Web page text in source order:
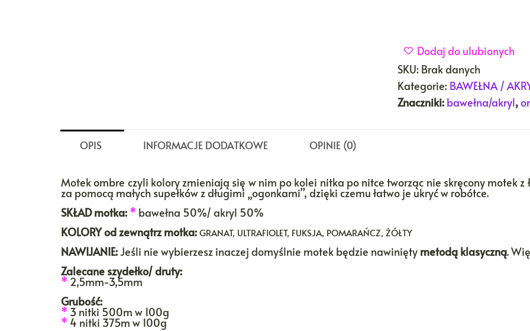
Dodaj do ulubionych
SKU: Brak danych
Kategorie: BAWEŁNA /
Znaczniki: bawełna/akryl,
OPIS INFORMACJE DODATKOWE OPINIE (0)
Motek ombre czyli kolory zmieniają się w nim po kolei nitka po nitce tworząc nie skręcony motek z
za pomocą małych supełków z długimi „ogonkami”, dzięki czemu łatwo je ukryć w robótce.
SKŁAD motka: * bawełna 50%/ akryl 50%
KOLORYod zewnątrz motka:GRANAT, ULTRAFIOLET, FUKSJA, POMARAŃCZ, ŻÓŁTY
NAWIJANIE:Jeśli nie wybierzesz inaczej domyślnie motek będzie nawinięty metodą klasyczną.
Zalecane szydełko/ druty:
* 2,5mm-3,5mm
Grubość:
* 3 nitki 500m w 100g
* 4 nitki 375m w 100g